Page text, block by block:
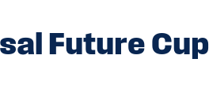
Future Cup